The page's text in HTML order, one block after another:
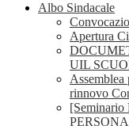
Albo Sindacale
Apertura
UIL
Assemblea
rinnovo
[Seminario